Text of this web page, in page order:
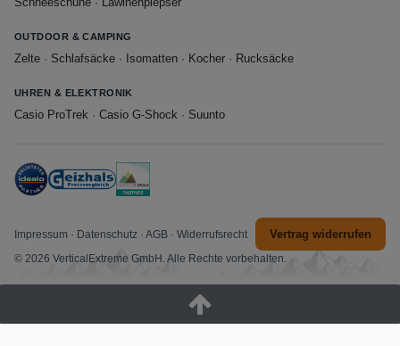
OUTDOOR & CAMPING
Zelte · Schlafsäcke · Isomatten · Kocher · Rucksäcke
UHREN & ELEKTRONIK
Casio ProTrek · Casio G-Shock · Suunto
Impressum · Datenschutz · AGB · Widerrufsrecht Vertrag widerrufen
© 2026 VerticalExtreme GmbH. Alle Rechte vorbehalten.